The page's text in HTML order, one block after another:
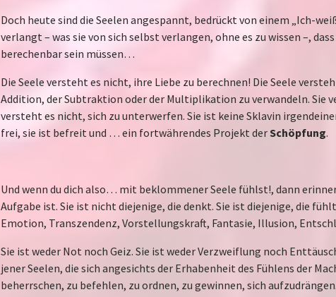
Doch heute sind die Seelen angespannt, bedrückt von einem „Ich-
verlangt – was sie von sich selbst verlangen, ohne es zu wissen –,
berechenbar sein müssen…
Die Seele versteht es nicht, ihre Liebe zu berechnen! Die Seele
Addition, der Subtraktion oder der Multiplikation zu verwandeln. Sie
versteht es nicht, sich zu unterwerfen. Sie ist keine Sklavin
frei, sie ist befreit und … ein fortwährendes Projekt derSchöpfung.
Und wenn du dich also… mit beklommener Seele fühlst!, dann
Aufgabe ist. Sie ist nicht diejenige, die denkt. Sie ist diejenige, die
Emotion, Transzendenz, Vorstellungskraft, Fantasie, Illusion,
Sie ist weder Not noch Geiz. Sie ist weder Verzweiflung noch
jener Seelen, die sich angesichts der Erhabenheit des Fühlens der
beherrschen, zu befehlen, zu ordnen, zu gewinnen, sich aufzudrängen.